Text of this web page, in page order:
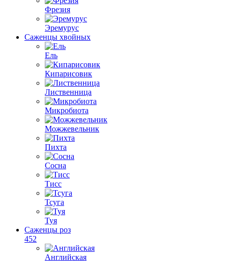
Фрезия
Эремурус
Саженцы хвойных
Ель
Кипарисовик
Лиственница
Микробиота
Можжевельник
Пихта
Сосна
Тисс
Тсуга
Туя
Саженцы роз
452
Английская